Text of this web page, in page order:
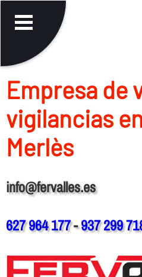
Empresa de
vigilancias
Merlès
info@fervalles.es
627 964 177-937 299